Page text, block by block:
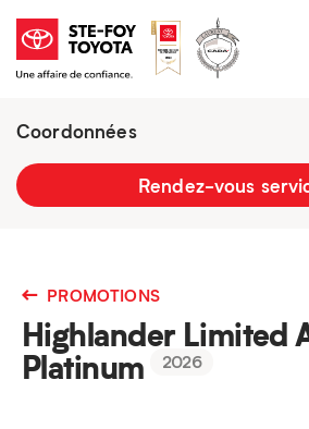
Coordonnées
2777 boulevard du Versant-Nord
Rendez-vous
PROMOTIONS
Highlander Limited
Platinum 2026